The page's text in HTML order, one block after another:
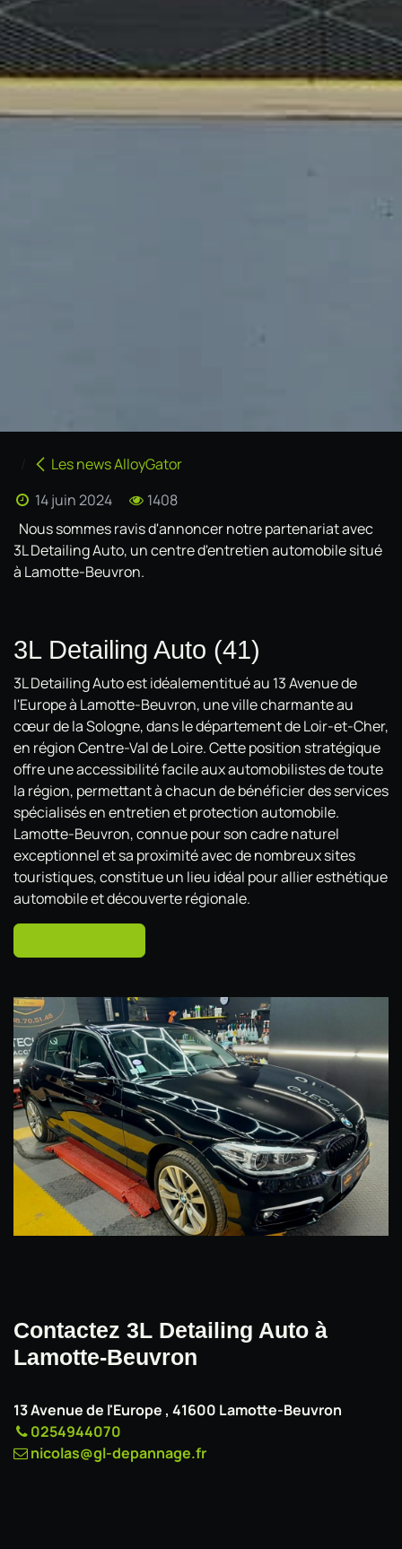
Les news AlloyGator
14 juin 2024
1408
Nous sommes ravis d'annoncer notre partenariat avec
3L Detailing Auto, un centre d'entretien automobile situé
à Lamotte-Beuvron.
3L Detailing Auto (41)
3L Detailing Auto est idéalementitué au 13 Avenue de
l'Europe à Lamotte-Beuvron, une ville charmante au
cœur de la Sologne, dans le département de Loir-et-Cher,
en région Centre-Val de Loire. Cette position stratégique
offre une accessibilité facile aux automobilistes de toute
la région, permettant à chacun de bénéficier des services
spécialisés en entretien et protection automobile.
Lamotte-Beuvron, connue pour son cadre naturel
exceptionnel et sa proximité avec de nombreux sites
touristiques, constitue un lieu idéal pour allier esthétique
automobile et découverte régionale.
Contactez 3L Detailing Auto à
Lamotte-Beuvron
13 Avenue de l'Europe , 41600 Lamotte-Beuvron
0254944070
nicolas@gl-depannage.fr